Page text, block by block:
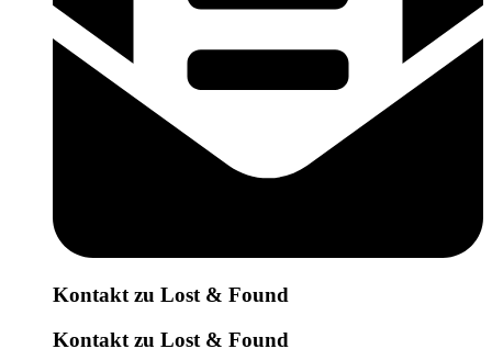
Kontakt zu Lost & Found
Kontakt zu Lost & Found